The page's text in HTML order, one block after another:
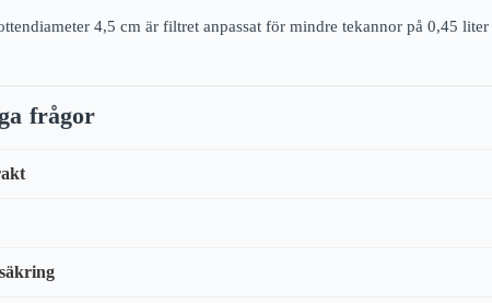
4,5 cm är filtret anpassat för mindre tekannor på 0,45
frågor